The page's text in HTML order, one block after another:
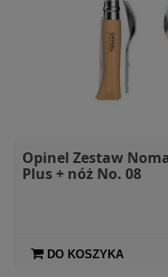
Opinel Zestaw
Plus + nóż No. 08
DO KOSZYKA